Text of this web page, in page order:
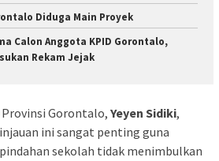
Diduga Main Proyek
Calon Anggota KPID Gorontalo,
Rekam Jejak
Gorontalo, Yeyen Sidiki,
ini sangat penting guna
sekolah tidak menimbulkan